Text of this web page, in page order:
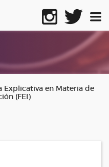
Explicativa en Materia de
(FEI)